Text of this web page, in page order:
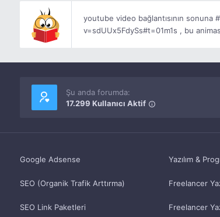
youtube video bağlantısının
v=sdUUx5FdySs#t=01m1s , bu
Şu anda forumda:
17.299 Kullanıcı Aktif
Google Adsense
SEO (Organik Trafik Arttırma)
SEO Link Paketleri
Yazılım &
Freelancer
Freelancer